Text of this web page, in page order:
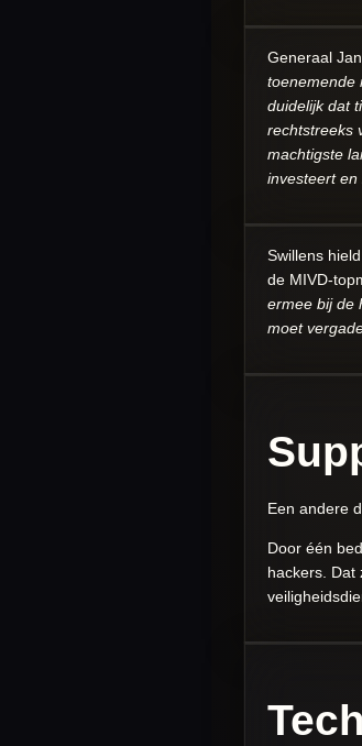
Generaal
toenemende
duidelijk dat
rechtstreeks
machtigste
investeert en
Swillens
de MIVD-
ermee bij de
moet
Een andere
Door één
hackers. Dat